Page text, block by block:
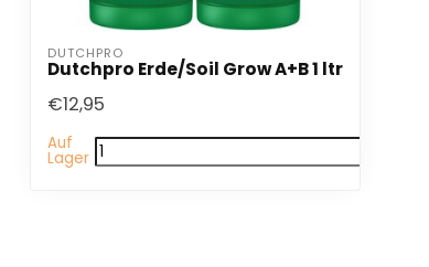
DUTCHPRO
Dutchpro Erde/Soil Grow A+B 1 ltr
€12,95
Auf
Lager